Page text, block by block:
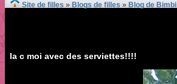
Site de filles » Blogs de filles » Blog de Bimbi
la c moi avec des serviettes!!!!